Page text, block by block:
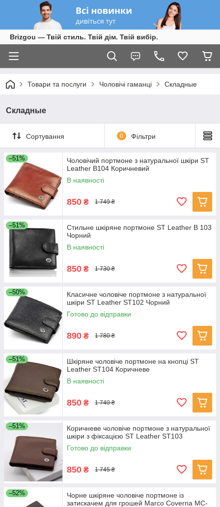
Brizgou — Твій стиль. Твій дім. Твій вибір.
Товари та послуги Чоловічі гаманці Складные
Складные
Сортування 0 Фільтри
–51%
Чоловічий портмоне з натуральної шкіри ST
Leather B104 Коричневий
В наявності
850 ₴ 1 749 ₴
–51%
Стильне шкіряне портмоне ST Leather В 103
Чорний
В наявності
850 ₴ 1 730 ₴
–50%
Класичне чоловіче портмоне з натуральної
шкіри ST Leather ST102 Чорний
Готово до відправки
890 ₴ 1 780 ₴
–51%
Шкіряне чоловіче портмоне на кнопці ST
Leather ST104 Коричневе
В наявності
850 ₴ 1 740 ₴
–51%
Коричневе чоловіче портмоне з натуральної
шкіри з фіксацією ST Leather ST103
Готово до відправки
850 ₴ 1 745 ₴
–52%
Чорне шкіряне чоловіче портмоне із
затискачем для грошей Marco Coverna MC-